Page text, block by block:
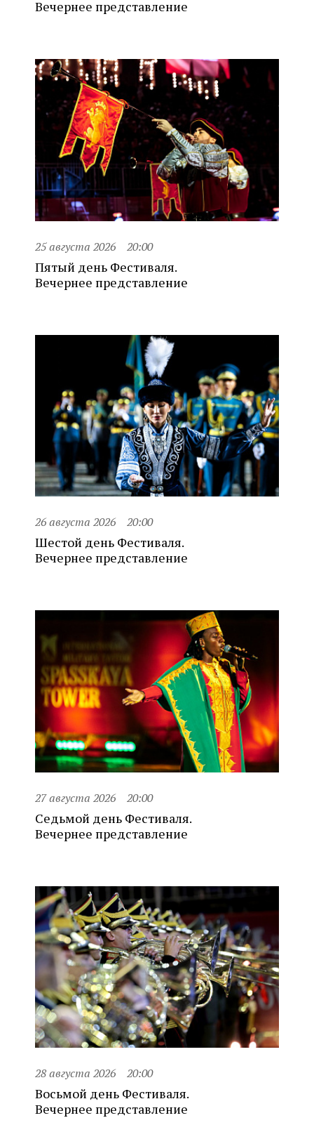
Вечернее представление
25 августа 2026 20:00
Пятый день Фестиваля.
Вечернее представление
26 августа 2026 20:00
Шестой день Фестиваля.
Вечернее представление
27 августа 2026 20:00
Седьмой день Фестиваля.
Вечернее представление
28 августа 2026 20:00
Восьмой день Фестиваля.
Вечернее представление